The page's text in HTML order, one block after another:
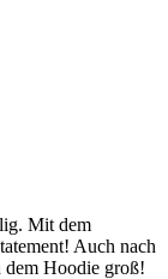
Mit dem
Auch nach
dem Hoodie groß!